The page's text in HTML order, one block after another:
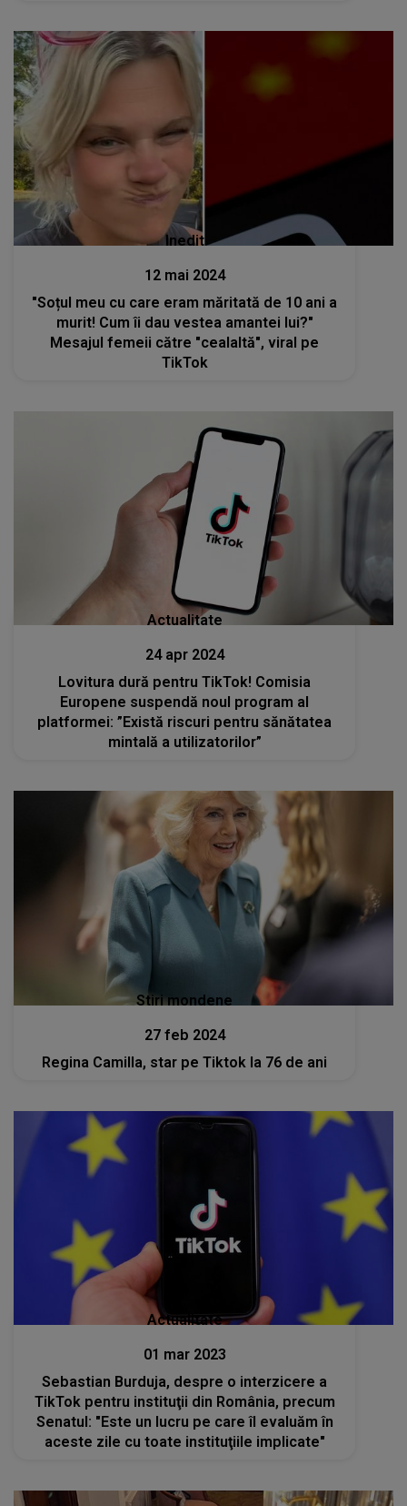
Inedit
12 mai 2024
"Soțul meu cu care eram măritată de 10 ani a
murit! Cum îi dau vestea amantei lui?"
Mesajul femeii către "cealaltă", viral pe
TikTok
Actualitate
24 apr 2024
Lovitura dură pentru TikTok! Comisia
Europene suspendă noul program al
platformei: ”Există riscuri pentru sănătatea
mintală a utilizatorilor”
Stiri mondene
27 feb 2024
Regina Camilla, star pe Tiktok la 76 de ani
Actualitate
01 mar 2023
Sebastian Burduja, despre o interzicere a
TikTok pentru instituţii din România, precum
Senatul: "Este un lucru pe care îl evaluăm în
aceste zile cu toate instituţiile implicate"